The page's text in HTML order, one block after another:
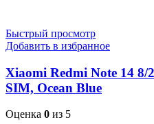
Быстрый просмотр
Добавить в избранное
Xiaomi Redmi Note 14
SIM, Ocean Blue
Оценка 0 из 5